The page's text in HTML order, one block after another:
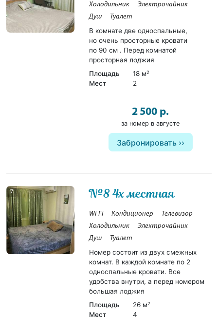
Холодильник
Электрочайник
Душ
Туалет
В комнате две односпальные,
но очень просторные кровати
по 90 см . Перед комнатой
просторная лоджия
Площадь
18 м2
Мест 2
2 500 р.
за номер в августе
Забронировать
7 №8 4х местная
Wi-Fi Кондиционер
Телевизор
Холодильник
Электрочайник
Душ
Туалет
Номер состоит из двух смежных
комнат. В каждой комнате по 2
односпальные кровати. Все
удобства внутри, а перед номером
большая лоджия
Площадь
26 м2
Мест 4